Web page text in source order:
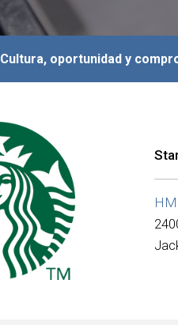
Cultura, oportunidad y